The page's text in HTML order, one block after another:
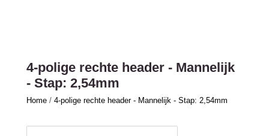
4-polige rechte header - Mannelijk
- Stap: 2,54mm
Home / 4-polige rechte header - Mannelijk - Stap: 2,54mm